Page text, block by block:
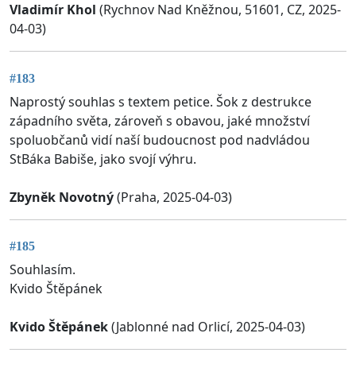
Vladimír Khol (Rychnov Nad Kněžnou, 51601, CZ, 2025-
04-03)
#183
Naprostý souhlas s textem petice. Šok z destrukce
západního světa, zároveň s obavou, jaké množství
spoluobčanů vidí naší budoucnost pod nadvládou
StBáka Babiše, jako svojí výhru.
Zbyněk Novotný(Praha, 2025-04-03)
#185
Souhlasím.
Kvido Štěpánek
Kvido Štěpánek(Jablonné nad Orlicí, 2025-04-03)